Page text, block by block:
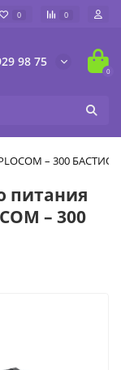
0 0
98 75
0
– 300 БАСТИОН
питания
– 300